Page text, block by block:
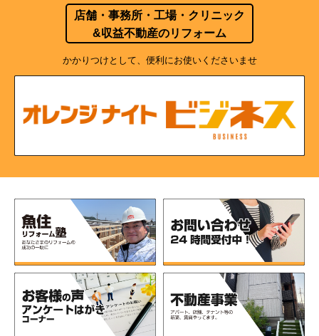
店舗・事務所・工場・クリニック
&収益不動産のリフォーム
かかりつけとして、便利にお使いくださいませ